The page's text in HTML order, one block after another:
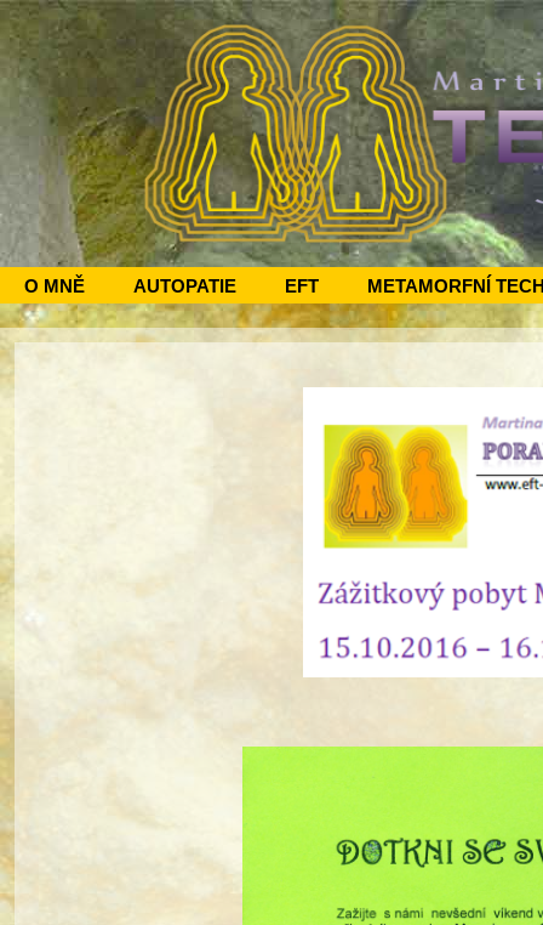
O MNĚ AUTOPATIE EFT METAMORFNÍ